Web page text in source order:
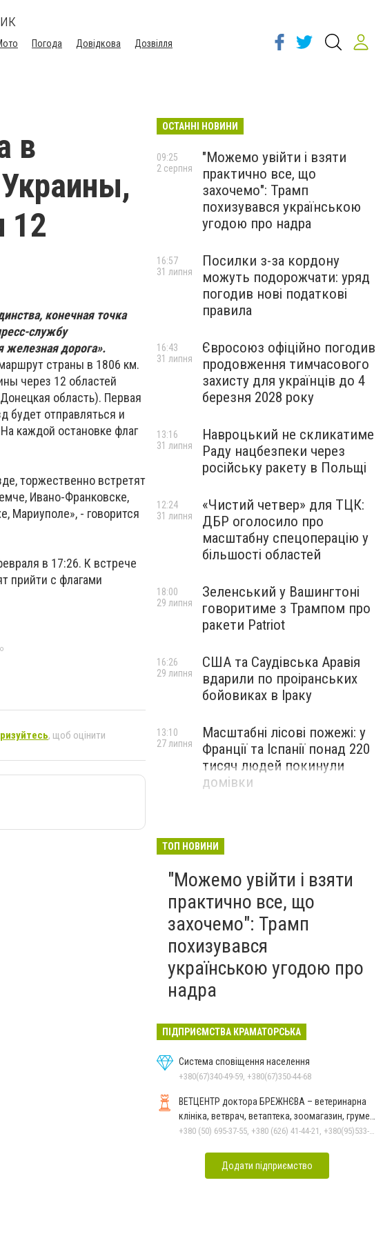
Погода Довідкова
Дозвілля
в
12
конечная точка
службу
железная дорога».
страны в 1806 км.
через 12 областей
область). Первая
будет отправляться и
каждой остановке флаг
торжественно встретят
Ивано-Франковске,
Мариуполе», - говорится
в 17:26. К встрече
прийти с флагами
, щоб оцінити
ОСТАННІ НОВИНИ
"Можемо увійти і взяти
практично все, що
захочемо": Трамп
похизувався українською
угодою про надра
09:25
2 серпня
Посилки з-за кордону
можуть подорожчати: уряд
погодив нові податкові
правила
16:57
31 липня
Євросоюз офіційно погодив
продовження тимчасового
захисту для українців до 4
березня 2028 року
16:43
31 липня
Навроцький не скликатиме
Раду нацбезпеки через
російську ракету в Польщі
13:16
31 липня
«Чистий четвер» для ТЦК:
ДБР оголосило про
масштабну спецоперацію у
більшості областей
12:24
31 липня
Зеленський у Вашингтоні
говоритиме з Трампом про
ракети Patriot
18:00
29 липня
США та Саудівська Аравія
вдарили по проіранських
бойовиках в Іраку
16:26
29 липня
Масштабні лісові пожежі: у
Франції та Іспанії понад 220
тисяч людей покинули
домівки
13:10
27 липня
ТОП НОВИНИ
"Можемо увійти і взяти
практично все, що
захочемо": Трамп
похизувався
українською угодою про
надра
ПІДПРИЄМСТВА КРАМАТОРСЬКА
Система сповіщення населення
+380(67)340-49-59, +380(67)350-44-68
ВЕТЦЕНТР доктора БРЕЖНЄВА – ветеринарна
клініка, ветврач, ветаптека, зоомагазин, грумер,
стрижки.
+380 (50) 695-37-55, +380 (626) 41-44-21, +380(95)533-90-03
Додати підприємство